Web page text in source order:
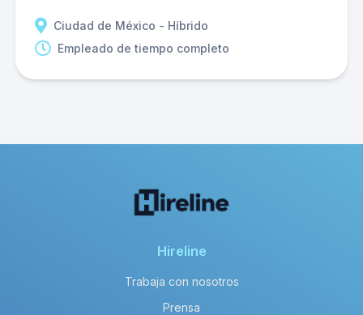
Ciudad de México - Híbrido
Empleado de tiempo completo
Hireline
Trabaja con nosotros
Prensa